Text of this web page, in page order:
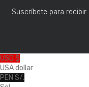
Suscríbete para
USD $
USA dollar
PEN S/.